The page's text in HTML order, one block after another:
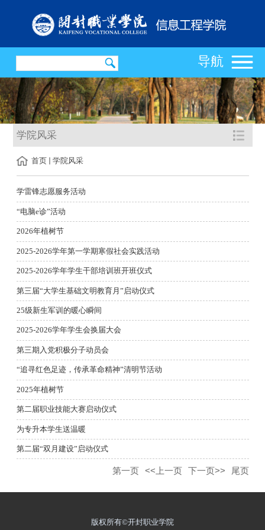
导航
学院风采
首页 学院风采
学雷锋志愿服务活动
“电脑e诊”活动
2026年植树节
2025-2026学年第一学期寒假社会实践活动
2025-2026学年学生干部培训班开班仪式
第三届“大学生基础文明教育月”启动仪式
25级新生军训的暖心瞬间
2025-2026学年学生会换届大会
第三期入党积极分子动员会
“追寻红色足迹，传承革命精神”清明节活动
2025年植树节
第二届职业技能大赛启动仪式
为专升本学生送温暖
第二届“双月建设”启动仪式
第一页 <<上一页 下一页>> 尾页
版权所有©开封职业学院